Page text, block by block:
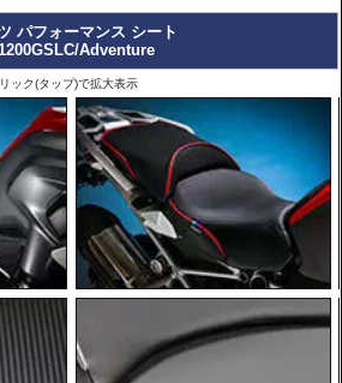
パフォーマンス シート
Adventure
ック(タップ)で拡大表示